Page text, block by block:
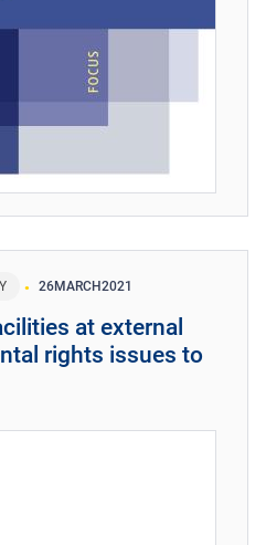
26MARCH2021
at external
rights issues to